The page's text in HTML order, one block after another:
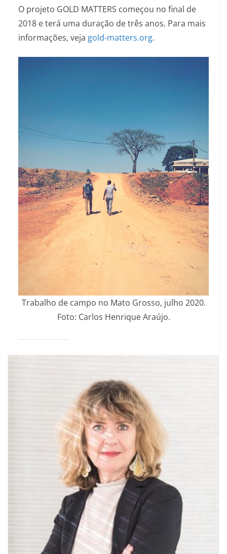
O projeto GOLD MATTERS começou no final de
2018 e terá uma duração de três anos. Para mais
informações, veja gold-matters.org.
Trabalho de campo no Mato Grosso, julho 2020.
Foto: Carlos Henrique Araújo.